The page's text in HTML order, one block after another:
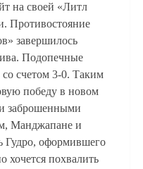
на своей «Литл
Противостояние
завершилось
Подопечные
счетом 3-0. Таким
победу в новом
заброшенными
Манджапане и
Гудро, оформившего
хочется похвалить